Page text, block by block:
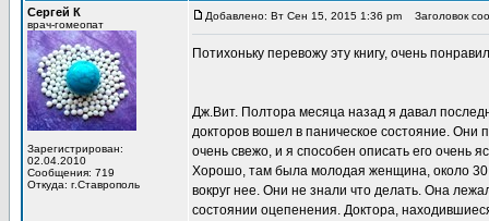
Сергей К
врач-гомеопат
Зарегистрирован:
02.04.2010
Сообщения: 719
Откуда: г.Ставрополь
Добавлено: Вт Сен 15, 2015 1:36 pm Заголовок
Потихоньку перевожу эту книгу, очень
Дж.Вит. Полтора месяца назад я давал
докторов вошел в паническое состояние.
очень свежо, и я способен описать его очень
Хорошо, там была молодая женщина, около 30
вокруг нее. Они не знали что делать. Она
состоянии оцепенения. Доктора,